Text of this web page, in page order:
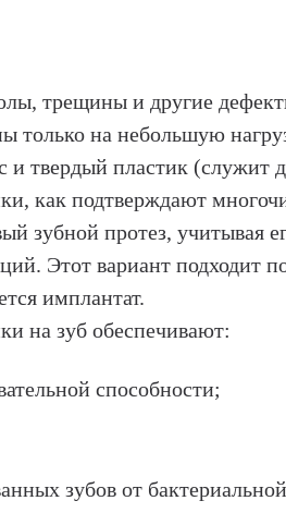
трещины и другие
только на небольшую
и твердый пластик (служит
как подтверждают
зубной протез, учитывая
Этот вариант подходит
имплантат.
на зуб обеспечивают:
способности;
зубов от